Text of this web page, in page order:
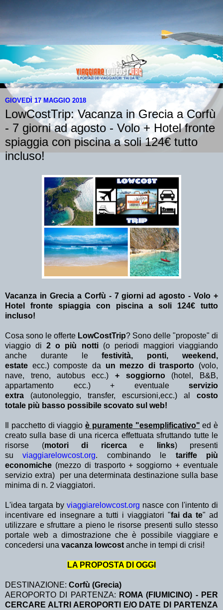
GIOVEDÌ 17 MAGGIO 2018
LowCostTrip: Vacanza in Grecia a Corfù
- 7 giorni ad agosto - Volo + Hotel fronte
spiaggia con piscina a soli 124€ tutto
incluso!
Vacanza in Grecia a Corfù - 7 giorni ad agosto - Volo +
Hotel fronte spiaggia con piscina a soli 124€ tutto
incluso!
Cosa sono le offerte LowCostTrip? Sono delle "proposte" di
viaggio di2 o più notti (o periodi maggiori viaggiando
anche durante lefestività, ponti, weekend,
estate ecc.) composte da un mezzo di trasporto (volo,
nave, treno, autobus ecc.) + soggiorno(hotel, B&B,
appartamento ecc.) + eventuale servizio
extra (autonoleggio, transfer, escursioni,ecc.) al costo
totale più basso possibile scovato sul web!
Il pacchetto di viaggio è puramente "esemplificativo" ed è
creato sulla base di una ricerca effettuata sfruttando tutte le
risorse (motori di ricerca e links) presenti
suviaggiarelowcost.org. combinando le tariffe più
economiche (mezzo di trasporto + soggiorno + eventuale
servizio extra)
per una determinata destinazione sulla base
minima di n. 2 viaggiatori.
L'idea targata by viaggiarelowcost.org nasce con l'intento di
incentivare ed insegnare a tutti i viaggiatori "fai da te" ad
utilizzare e sfruttare a pieno le risorse presenti sullo stesso
portale web a dimostrazione che è possibile viaggiare e
concedersi una vacanza lowcost anche in tempi di crisi!
LA PROPOSTA DI OGGI
DESTINAZIONE: Corfù (Grecia)
AEROPORTO DI PARTENZA: ROMA (FIUMICINO) - PER
CERCARE ALTRI AEROPORTI E/O DATE DI PARTENZA